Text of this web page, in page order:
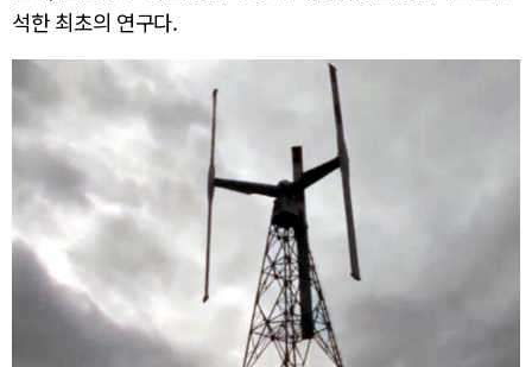
석한 최초의 연구다.